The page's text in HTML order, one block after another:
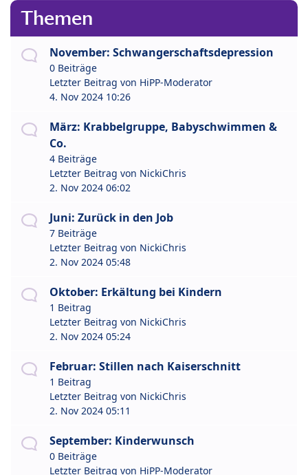
Themen
November: Schwangerschaftsdepression
0 Beiträge
Letzter Beitrag von HiPP-Moderator
4. Nov 2024 10:26
März: Krabbelgruppe, Babyschwimmen &
Co.
4 Beiträge
Letzter Beitrag von NickiChris
2. Nov 2024 06:02
Juni: Zurück in den Job
7 Beiträge
Letzter Beitrag von NickiChris
2. Nov 2024 05:48
Oktober: Erkältung bei Kindern
1 Beitrag
Letzter Beitrag von NickiChris
2. Nov 2024 05:24
Februar: Stillen nach Kaiserschnitt
1 Beitrag
Letzter Beitrag von NickiChris
2. Nov 2024 05:11
September: Kinderwunsch
0 Beiträge
Letzter Beitrag von HiPP-Moderator